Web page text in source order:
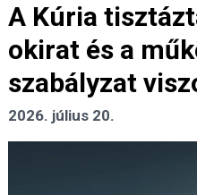
A Kúria
okirat és a
szabályzat
2026. július 20.